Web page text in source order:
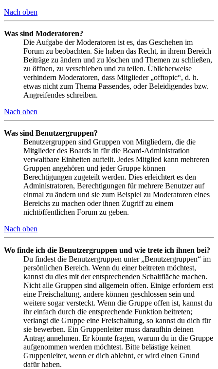
Nach oben
Was sind Moderatoren?
Die Aufgabe der Moderatoren ist es, das Geschehen im
Forum zu beobachten. Sie haben das Recht, in ihrem Bereich
Beiträge zu ändern und zu löschen und Themen zu schließen,
zu öffnen, zu verschieben und zu teilen. Üblicherweise
verhindern Moderatoren, dass Mitglieder „offtopic“, d. h.
etwas nicht zum Thema Passendes, oder Beleidigendes bzw.
Angreifendes schreiben.
Nach oben
Was sind Benutzergruppen?
Benutzergruppen sind Gruppen von Mitgliedern, die die
Mitglieder des Boards in für die Board-Administration
verwaltbare Einheiten aufteilt. Jedes Mitglied kann mehreren
Gruppen angehören und jeder Gruppe können
Berechtigungen zugeteilt werden. Dies erleichtert es den
Administratoren, Berechtigungen für mehrere Benutzer auf
einmal zu ändern und sie zum Beispiel zu Moderatoren eines
Bereichs zu machen oder ihnen Zugriff zu einem
nichtöffentlichen Forum zu geben.
Nach oben
Wo finde ich die Benutzergruppen und wie trete ich ihnen bei?
Du findest die Benutzergruppen unter „Benutzergruppen“ im
persönlichen Bereich. Wenn du einer beitreten möchtest,
kannst du dies mit der entsprechenden Schaltfläche machen.
Nicht alle Gruppen sind allgemein offen. Einige erfordern erst
eine Freischaltung, andere können geschlossen sein und
weitere sogar versteckt. Wenn die Gruppe offen ist, kannst du
ihr einfach durch die entsprechende Funktion beitreten;
verlangt die Gruppe eine Freischaltung, so kannst du dich für
sie bewerben. Ein Gruppenleiter muss daraufhin deinen
Antrag annehmen. Er könnte fragen, warum du in die Gruppe
aufgenommen werden möchtest. Bitte belästige keinen
Gruppenleiter, wenn er dich ablehnt, er wird einen Grund
dafür haben.